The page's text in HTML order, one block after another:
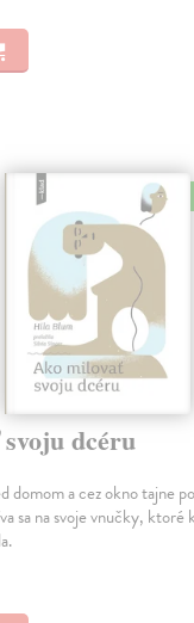
dcéru
domom a cez okno tajne
sa na svoje vnučky, ktoré